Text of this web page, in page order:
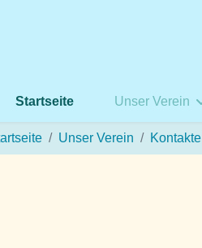
Startseite Unser Verein
Unser Verein Kontakte